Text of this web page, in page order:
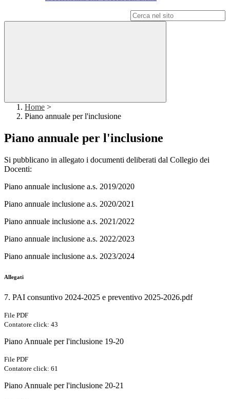
Home >
Piano annuale per l'inclusione
Piano annuale per l'inclusione
Si pubblicano in allegato i documenti deliberati dal Collegio dei
Docenti:
Piano annuale inclusione a.s. 2019/2020
Piano annuale inclusione a.s. 2020/2021
Piano annuale inclusione a.s. 2021/2022
Piano annuale inclusione a.s. 2022/2023
Piano annuale inclusione a.s. 2023/2024
Allegati
7. PAI consuntivo 2024-2025 e preventivo 2025-2026.pdf
File PDF
Contatore click: 43
Piano Annuale per l'inclusione 19-20
File PDF
Contatore click: 61
Piano Annuale per l'inclusione 20-21